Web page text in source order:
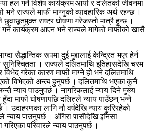
हल गर्ने विशेष कार्यक्रम आयो र दलितको जीवनमा
भने राज्यले माफी माग्नुको व्यावहारिक अर्थ रहन्छ ।
छुवाछूतमुक्त राष्ट्र घोषणा गरेजस्तो मात्रै हुन्छ ।
कार्यक्रम आएन भने राज्यले मागेको माफीको खासै
सैद्धान्तिक रूपमा दुई मुद्दालाई केन्द्रित भएर हेर्न
। राज्यले दलितमाथि इतिहासदेखि चरम
गरेका कारण माफी माग्ने हो भने दलितमाथि
विभेदको अन्त्य हुनुपर्छ । दलितमाथि भएका कुनै
न्याय पाउनुपर्छ । नागरिकलाई न्याय दिने मुख्य
हुँदा माफी घोषणापछि दलितले न्याय पाउँछन् भन्ने
। उदाहरणका लागि नौ वर्षदेखि न्याय कुरिरहेको
न्याय पाउनुपर्छ । अंगिरा पासीदेखि इनिसा
परिवारले न्याय पाउनुपर्छ ।